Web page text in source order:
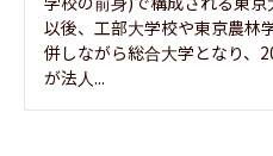
以後、工部大学校や東京農林
併しながら総合大学となり、
が法人...